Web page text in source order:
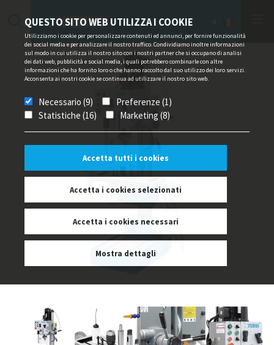
QUESTO SITO WEB UTILIZZA I COOKIE
Utilizziamo i cookie per personalizzare contenuti ed annunci, per fornire funzionalità
dei social media e per analizzare il nostro traffico. Condividiamo inoltre informazioni
sul modo in cui utilizza il nostro sito con i nostri partner che si occupano di analisi
dei dati web, pubblicità e social media, i quali potrebbero combinarle con altre
informazioni che ha fornito loro o che hanno raccolto dal suo utilizzo dei loro servizi.
Acconsenta ai nostri cookie se continua ad utilizzare il nostro sito web.
Necessario (9)
Preferenze (1)
Statistiche (16)
Marketing (8)
Accetta tutti i cookies
Accetta i cookies selezionati
Accetta i cookies necessari
Mostra dettagli